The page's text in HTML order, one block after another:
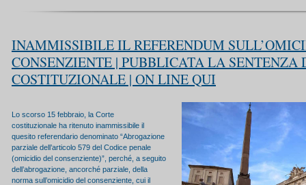
INAMMISSIBILE IL REFERENDUM
CONSENZIENTE | PUBBLICATA LA SENTENZA
COSTITUZIONALE | ON LINE QUI
Lo scorso 15 febbraio, la Corte
costituzionale ha ritenuto inammissibile il
quesito referendario denominato “Abrogazione
parziale dell’articolo 579 del Codice penale
(omicidio del consenziente)”, perché, a seguito
dell’abrogazione, ancorché parziale, della
norma sull’omicidio del consenziente, cui il